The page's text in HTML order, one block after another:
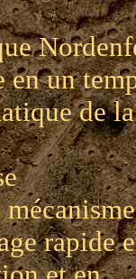
en un
de la
rapide